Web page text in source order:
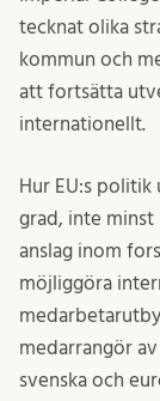
tecknat olika
kommun och
att fortsätta
internationellt.
Hur EU:s
grad, inte minst
anslag inom
möjliggöra
medarrangör av
svenska och